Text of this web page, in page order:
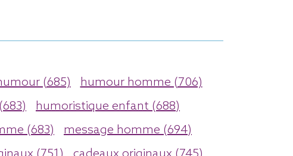
(685)
humour homme (706)
humoristique enfant (688)
(683)
message homme (694)